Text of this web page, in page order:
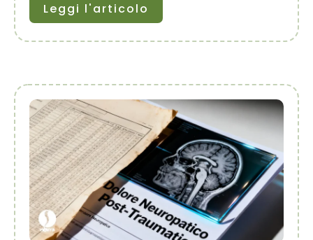
Leggi l'articolo